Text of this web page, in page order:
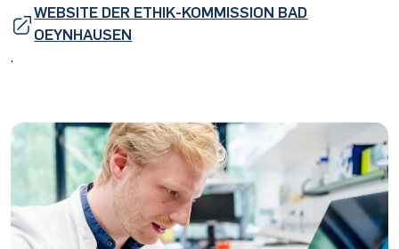
WEBSITE DER ETHIK-KOMMISSION BAD
OEYNHAUSEN
.